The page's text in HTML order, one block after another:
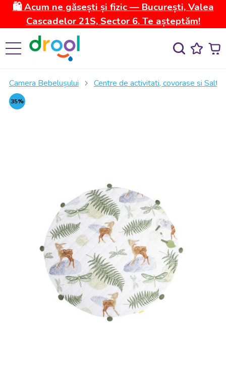
🛍️ Acum ne găsești și fizic — București, Valea
Cascadelor 21S, Sector 6. Te așteptăm!
Camera Bebelușului Centre de activitati, covorase si
35%